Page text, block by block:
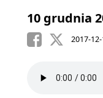
10 grudnia
2017-